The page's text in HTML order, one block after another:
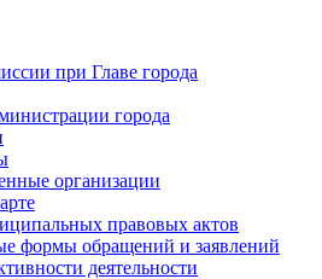
при Главе города
города
организации
правовых актов
формы обращений и заявлений
деятельности